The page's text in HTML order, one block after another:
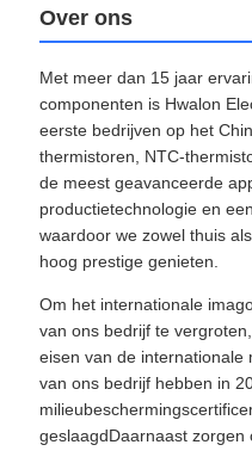
Over ons
Met meer dan 15 jaar
componenten is Hwalon
eerste bedrijven op het
thermistoren, NTC-
de meest geavanceerde
productietechnologie en
waardoor we zowel thuis
hoog prestige genieten.
Om het internationale
van ons bedrijf te
eisen van de internationale
van ons bedrijf hebben in
geslaagdDaarnaast zorgen